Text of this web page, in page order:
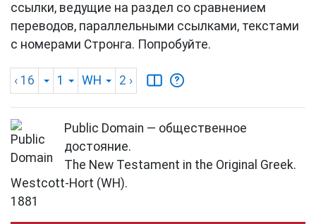
ссылки, ведущие на раздел со сравнением
переводов, параллельными ссылками, текстами
с номерами Стронга. Попробуйте.
‹ 16 1 WH 2 ›
Public Domain — общественное
достояние.
The New Testament in the Original Greek.
Westcott-Hort (WH).
1881